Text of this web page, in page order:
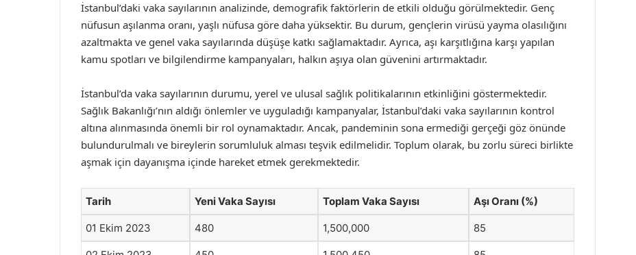
İstanbul’daki vaka sayılarının analizinde, demografik faktörlerin de etkili olduğu görülmektedir. Genç
nüfusun aşılanma oranı, yaşlı nüfusa göre daha yüksektir. Bu durum, gençlerin virüsü yayma olasılığını
azaltmakta ve genel vaka sayılarında düşüşe katkı sağlamaktadır. Ayrıca, aşı karşıtlığına karşı yapılan
kamu spotları ve bilgilendirme kampanyaları, halkın aşıya olan güvenini artırmaktadır.
İstanbul’da vaka sayılarının durumu, yerel ve ulusal sağlık politikalarının etkinliğini göstermektedir.
Sağlık Bakanlığı’nın aldığı önlemler ve uyguladığı kampanyalar, İstanbul’daki vaka sayılarının kontrol
altına alınmasında önemli bir rol oynamaktadır. Ancak, pandeminin sona ermediği gerçeği göz önünde
bulundurulmalı ve bireylerin sorumluluk alması teşvik edilmelidir. Toplum olarak, bu zorlu süreci birlikte
aşmak için dayanışma içinde hareket etmek gerekmektedir.
Tarih Yeni Vaka Sayısı Toplam Vaka Sayısı Aşı Oranı (%)
01 Ekim 2023 480 1,500,000 85